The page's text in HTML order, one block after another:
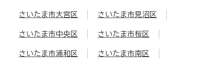
さいたま市大宮区 さいたま市見沼区
さいたま市中央区 さいたま市桜区
さいたま市浦和区 さいたま市南区